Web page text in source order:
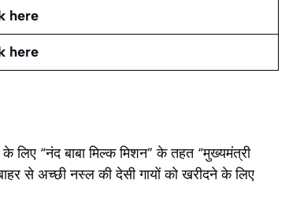
here
here
लिए “नंद बाबा मिल्क मिशन” के तहत “मुख्यमंत्री
से अच्छी नस्ल की देसी गायों को खरीदने के लिए